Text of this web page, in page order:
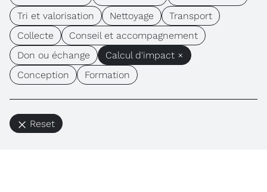
Tri et valorisation
Nettoyage
Transport
Collecte
Conseil et accompagnement
Don ou échange
Calcul d'impact ×
Conception
Formation
Reset